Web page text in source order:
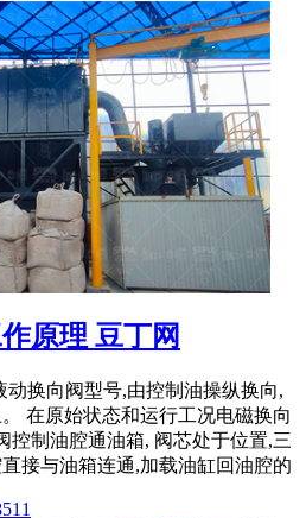
原理 豆丁网
动换向阀型号,由控制油操纵换向,
在原始状态和运行工况电磁换向
控制油腔通油箱, 阀芯处于位置,三
接与油箱连通,加载油缸回油腔的